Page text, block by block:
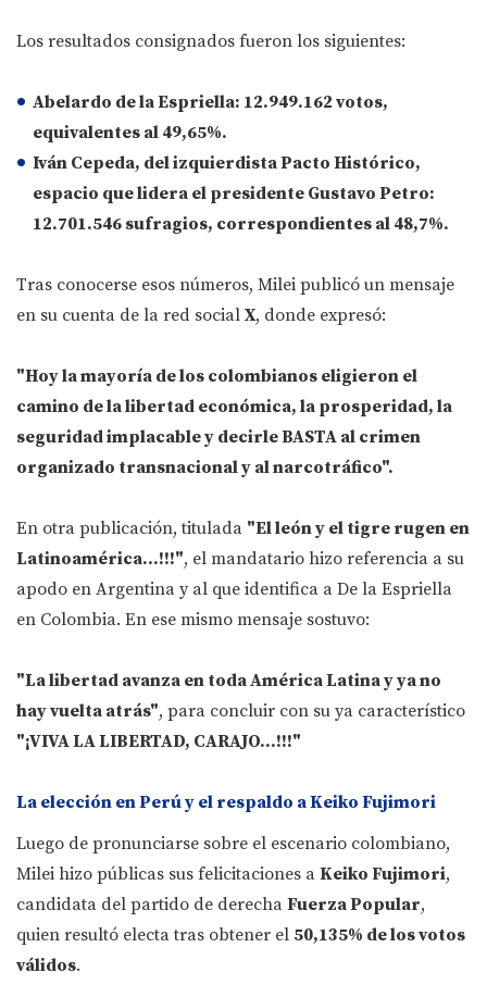
Los resultados consignados fueron los siguientes:
Abelardo de la Espriella: 12.949.162 votos,
equivalentes al 49,65%.
Iván Cepeda, del izquierdistaPacto Histórico,
espacio que lidera el presidente Gustavo Petro:
12.701.546 sufragios, correspondientes al 48,7%.
Tras conocerse esos números, Milei publicó un mensaje
en su cuenta de la red social X, donde expresó:
"Hoy la mayoría de los colombianos eligieron el
camino de la libertad económica, la prosperidad, la
seguridad implacable y decirle BASTA al crimen
organizado transnacional y al narcotráfico".
En otra publicación, titulada "El león y el tigre rugen en
Latinoamérica...!!!", el mandatario hizo referencia a su
apodo en Argentina y al que identifica a De la Espriella
en Colombia. En ese mismo mensaje sostuvo:
"La libertad avanza en toda América Latina y ya no
hay vuelta atrás", para concluir con su ya característico
"¡VIVA LA LIBERTAD, CARAJO...!!!"
La elección en Perú y el respaldo a Keiko Fujimori
Luego de pronunciarse sobre el escenario colombiano,
Milei hizo públicas sus felicitaciones a Keiko Fujimori,
candidata del partido de derecha Fuerza Popular,
quien resultó electa tras obtener el 50,135% de los votos
válidos.